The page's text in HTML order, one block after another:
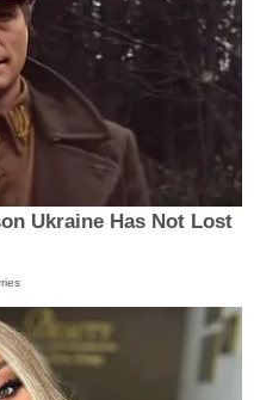
Ukraine Has Not Lost